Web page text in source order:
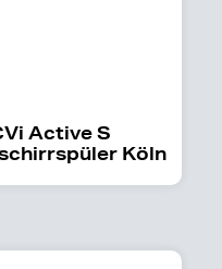
Active S
Köln